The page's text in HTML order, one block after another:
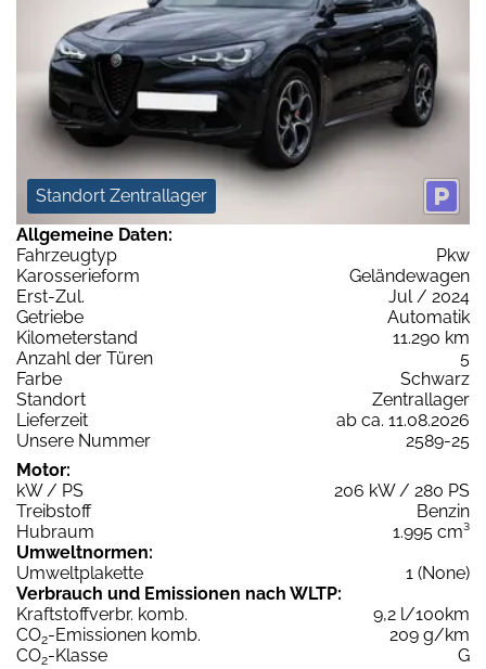
Standort Zentrallager
Allgemeine Daten:
Fahrzeugtyp
Pkw
Karosserieform
Geländewagen
Erst-Zul.
Jul / 2024
Getriebe
Automatik
Kilometerstand
11.290 km
Anzahl der Türen
5
Farbe
Schwarz
Standort
Zentrallager
Lieferzeit
ab ca. 11.08.2026
Unsere Nummer
2589-25
Motor:
kW / PS
206 kW / 280 PS
Treibstoff
Benzin
Hubraum
1.995 cm³
Umweltnormen:
Umweltplakette
1 (None)
Verbrauch und Emissionen nach WLTP:
Kraftstoffverbr. komb.
9,2 l/100km
CO2-Emissionen komb.
209 g/km
CO2-Klasse
G